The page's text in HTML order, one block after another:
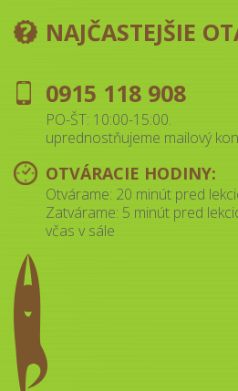
NAJČASTEJŠIE
0915 118 908
PO-ŠT: 10:00-15:00.
uprednostňujeme mailový
OTVÁRACIE HODINY:
Otvárame: 20 minút pred
Zatvárame: 5 minút pred
včas v sále